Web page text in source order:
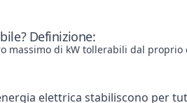
Definizione:
massimo di kW tollerabili dal
elettrica stabiliscono per